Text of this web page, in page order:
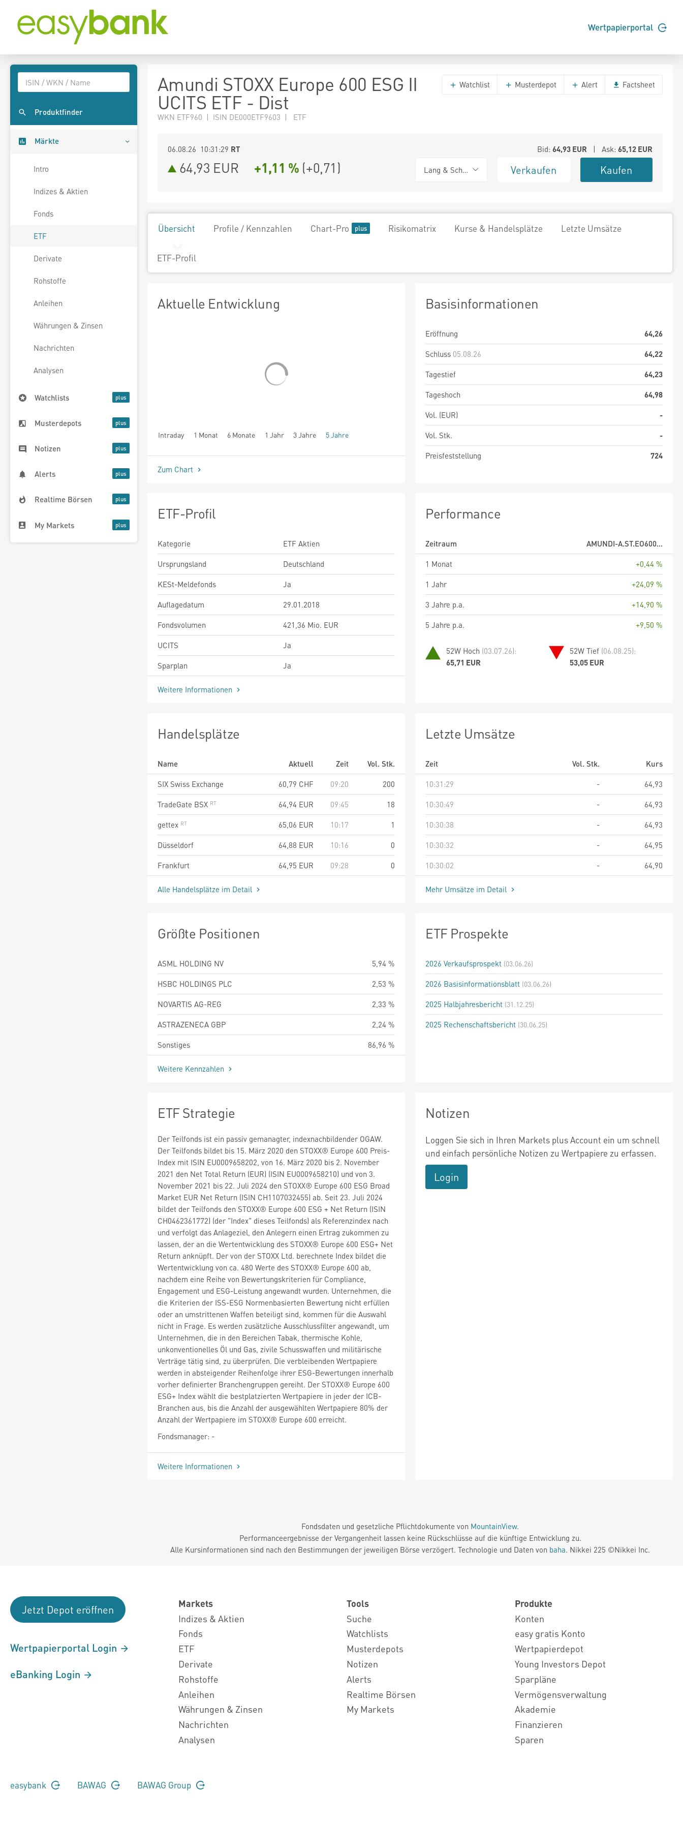
Wertpapierportal
Produktfinder
Märkte
Intro
Indizes & Aktien
Fonds
ETF
Derivate
Rohstoffe
Anleihen
Währungen & Zinsen
Nachrichten
Analysen
Watchlists
Musterdepots
Notizen
Alerts
Realtime Börsen
My Markets
Amundi STOXX Europe 600 ESG II
UCITS ETF - Dist
WKN ETF960 | ISIN DE000ETF9603 | ETF
Watchlist Musterdepot Alert Factsheet
06.08.26 10:31:29 RT Bid: 64,93EUR | Ask: 65,12EUR
64,93 EUR +1,11 % (+0,71) Lang & Schwarz Verkaufen Kaufen
Übersicht Profile / Kennzahlen Chart-Pro Risikomatrix Kurse & Handelsplätze Letzte Umsätze
ETF-Profil
Aktuelle Entwicklung
Intraday 1 Monat 6 Monate 1 Jahr 3 Jahre 5 Jahre
seit Beginn
Zum Chart
Basisinformationen
Eröffnung
64,26
Schluss 05.08.26
64,22
Tagestief
64,23
Tageshoch
64,98
Vol. (EUR)
-
Vol. Stk.
-
Preisfeststellung
724
ETF-Profil
Kategorie
ETF Aktien
Ursprungsland
Deutschland
KESt-Meldefonds
Ja
Auflagedatum
29.01.2018
Fondsvolumen
421,36 Mio. EUR
UCITS
Ja
Sparplan
Ja
Weitere Informationen
Performance
Zeitraum
AMUNDI-A.ST.EO600...
1 Monat
+0,44 %
1 Jahr
+24,09 %
3 Jahre p.a.
+14,90 %
5 Jahre p.a.
+9,50 %
52W Hoch (03.07.26):
65,71 EUR
52W Tief (06.08.25):
53,05 EUR
Handelsplätze
Name Aktuell Zeit
Vol. Stk.
SIX Swiss Exchange
60,79 CHF 09:20
200
TradeGate BSX
64,94 EUR 09:45
18
gettex
65,06 EUR 10:17
1
Düsseldorf
64,88 EUR 10:16
0
Frankfurt
64,95 EUR 09:28 0
Alle Handelsplätze im Detail
Letzte Umsätze
Zeit Vol. Stk.
Kurs
10:31:29
-
64,93
10:30:49
-
64,93
10:30:38
-
64,93
10:30:32
-
64,95
10:30:02
- 64,90
Mehr Umsätze im Detail
Größte Positionen
ASML HOLDING NV
5,94 %
HSBC HOLDINGS PLC
2,53 %
NOVARTIS AG-REG
2,33 %
ASTRAZENECA GBP
2,24 %
Sonstiges
86,96 %
Weitere Kennzahlen
ETF Prospekte
2026 Verkaufsprospekt (03.06.26)
2026 Basisinformationsblatt (03.06.26)
2025 Halbjahresbericht (31.12.25)
2025 Rechenschaftsbericht (30.06.25)
ETF Strategie
Der Teilfonds ist ein passiv gemanagter, indexnachbildender OGAW.
Der Teilfonds bildet bis 15. März 2020 den STOXX® Europe 600 Preis-
Index mit ISIN EU0009658202, von 16. März 2020 bis 2. November
2021 den Net Total Return (EUR) (ISIN EU0009658210) und von 3.
November 2021 bis 22. Juli 2024 den STOXX® Europe 600 ESG Broad
Market EUR Net Return (ISIN CH1107032455) ab. Seit 23. Juli 2024
bildet der Teilfonds den STOXX® Europe 600 ESG + Net Return (ISIN
CH0462361772) (der "Index" dieses Teilfonds) als Referenzindex nach
und verfolgt das Anlageziel, den Anlegern einen Ertrag zukommen zu
lassen, der an die Wertentwicklung des STOXX® Europe 600 ESG+ Net
Return anknüpft. Der von der STOXX Ltd. berechnete Index bildet die
Wertentwicklung von ca. 480 Werte des STOXX® Europe 600 ab,
nachdem eine Reihe von Bewertungskriterien für Compliance,
Engagement und ESG-Leistung angewandt wurden. Unternehmen, die
die Kriterien der ISS-ESG Normenbasierten Bewertung nicht erfüllen
oder an umstrittenen Waffen beteiligt sind, kommen für die Auswahl
nicht in Frage. Es werden zusätzliche Ausschlussfilter angewandt, um
Unternehmen, die in den Bereichen Tabak, thermische Kohle,
unkonventionelles Öl und Gas, zivile Schusswaffen und militärische
Verträge tätig sind, zu überprüfen. Die verbleibenden Wertpapiere
werden in absteigender Reihenfolge ihrer ESG-Bewertungen innerhalb
vorher definierter Branchengruppen gereiht. Der STOXX® Europe 600
ESG+ Index wählt die bestplatzierten Wertpapiere in jeder der ICB-
Branchen aus, bis die Anzahl der ausgewählten Wertpapiere 80% der
Anzahl der Wertpapiere im STOXX® Europe 600 erreicht.
Fondsmanager: -
Weitere Informationen
Notizen
Loggen Sie sich in Ihren Markets plus Account ein um schnell
und einfach persönliche Notizen zu Wertpapiere zu erfassen.
Login
Fondsdaten und gesetzliche Pflichtdokumente von MountainView.
Performanceergebnisse der Vergangenheit lassen keine Rückschlüsse auf die künftige Entwicklung zu.
Alle Kursinformationen sind nach den Bestimmungen der jeweiligen Börse verzögert. Technologie und Daten von baha. Nikkei 225 ©Nikkei Inc.
Jetzt Depot eröffnen
Wertpapierportal Login
eBanking Login
Markets
Indizes & Aktien
Fonds
ETF
Derivate
Rohstoffe
Anleihen
Währungen & Zinsen
Nachrichten
Analysen
Tools
Suche
Watchlists
Musterdepots
Notizen
Alerts
Realtime Börsen
My Markets
Produkte
Konten
easy gratis Konto
Wertpapierdepot
Young Investors Depot
Sparpläne
Vermögensverwaltung
Akademie
Finanzieren
Sparen
easybank BAWAG BAWAG Group